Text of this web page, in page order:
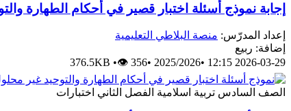
إجابة نموذج أسئلة اختبار قصير في أحكام الطهارة
إعداد المدرّس: منصة البلاطي التعليمية
إضافة: ربيع
2026-03-29 12:15
•
2025/2026
•
376.5KB •👁 356
الصف السادس تربية اسلامية الفصل الثاني اختبارات